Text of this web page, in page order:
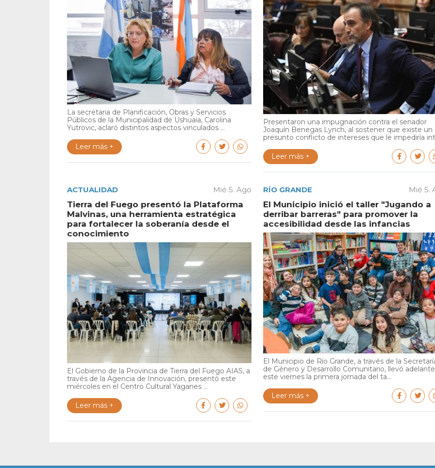
La secretaria de Planificación, Obras y Servicios
Públicos de la Municipalidad de Ushuaia, Carolina
Yutrovic, aclaró distintos aspectos vinculados ...
Leer más +
Presentaron una impugnación contra el senador
Joaquín Benegas Lynch, al sostener que existe un
presunto conflicto de intereses que le impediría
Leer más +
ACTUALIDAD Mié 5. Ago
Tierra del Fuego presentó la Plataforma
Malvinas, una herramienta estratégica
para fortalecer la soberanía desde el
conocimiento
El Gobierno de la Provincia de Tierra del Fuego AIAS, a
través de la Agencia de Innovación, presentó este
miércoles en el Centro Cultural Yaganes ...
Leer más +
RÍO GRANDE Mié 5.
El Municipio inició el taller "Jugando a
derribar barreras" para promover la
accesibilidad desde las infancias
El Municipio de Río Grande, a través de la
de Género y Desarrollo Comunitario, llevó adelante
este viernes la primera jornada del ta...
Leer más +